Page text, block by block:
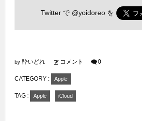
Twitter で @yoidoreo を
by 酔いどれ コメント 0
CATEGORY : Apple
TAG : Apple iCloud